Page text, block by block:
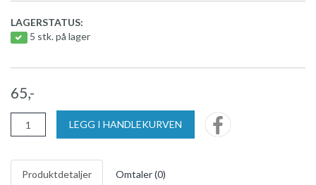
LAGERSTATUS:
5 stk. på lager
65,-
LEGG I HANDLEKURVEN
Produktdetaljer Omtaler (0)